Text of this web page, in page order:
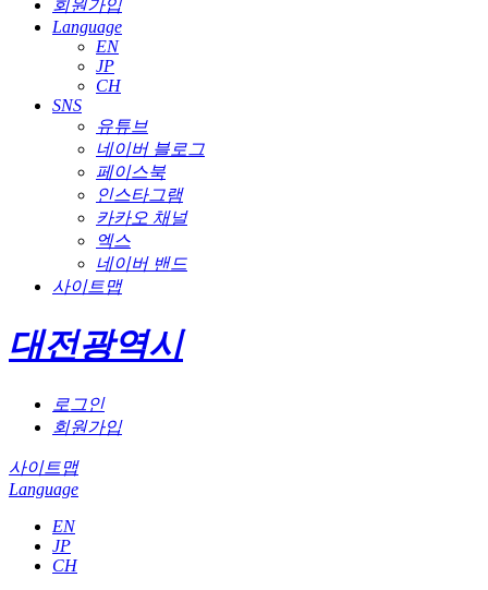
회원가입
Language
EN
JP
CH
SNS
유튜브
네이버 블로그
페이스북
인스타그램
카카오 채널
엑스
네이버 밴드
사이트맵
대전광역시
로그인
회원가입
사이트맵
Language
EN
JP
CH